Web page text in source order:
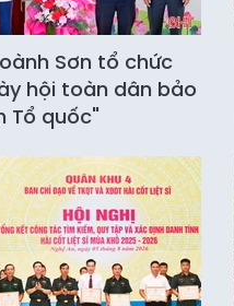
Sơn tổ chức
hội toàn dân bảo
Tổ quốc"